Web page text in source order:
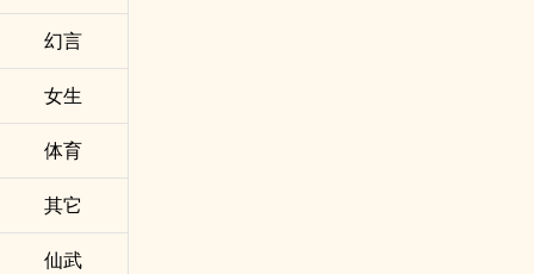
幻言
女生
体育
其它
仙武